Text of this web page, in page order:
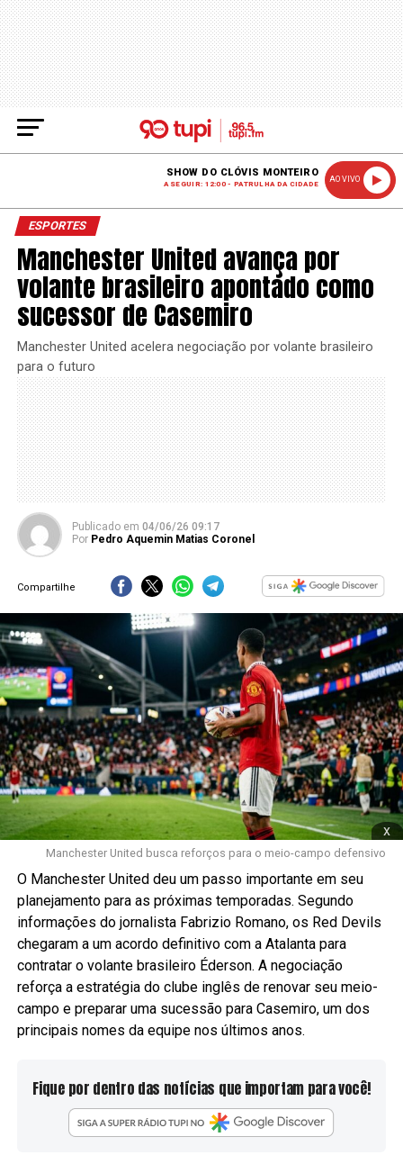
SHOW DO CLÓVIS MONTEIRO
A SEGUIR: 12:00 - PATRULHA DA CIDADE
AO VIVO
ESPORTES
Manchester United avança por
volante brasileiro apontado como
sucessor de Casemiro
Manchester United acelera negociação por volante brasileiro
para o futuro
Publicado em 04/06/26 09:17
Por Pedro Aquemin Matias Coronel
Compartilhe
x
Manchester United busca reforços para o meio-campo defensivo
O Manchester United deu um passo importante em seu
planejamento para as próximas temporadas. Segundo
informações do jornalista Fabrizio Romano, os Red Devils
chegaram a um acordo definitivo com a Atalanta para
contratar o volante brasileiro Éderson. A negociação
reforça a estratégia do clube inglês de renovar seu meio-
campo e preparar uma sucessão para Casemiro, um dos
principais nomes da equipe nos últimos anos.
Fique por dentro das notícias que importam para você!